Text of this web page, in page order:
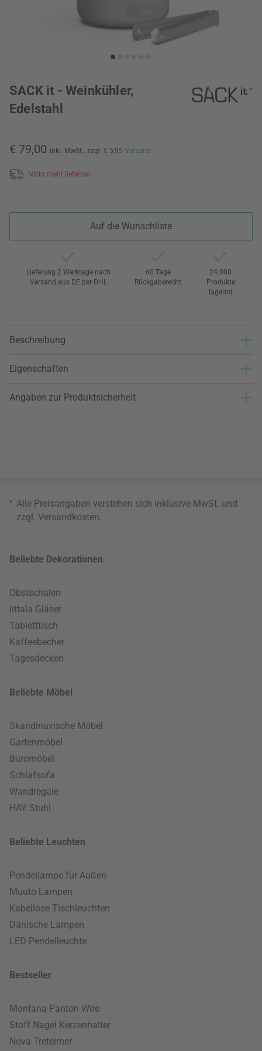
SACK it - Weinkühler,
Edelstahl
€ 79,00 inkl. MwSt., zzgl. € 5,95 Versand
Nicht mehr lieferbar
Auf die Wunschliste
Lieferung 2 Werktage nach
Versand aus DE per DHL
60 Tage
Rückgaberecht
24.000
Produkte
lagernd
Beschreibung
Eigenschaften
Angaben zur Produktsicherheit
* Alle Preisangaben verstehen sich inklusive MwSt. und
zzgl. Versandkosten
Beliebte Dekorationen
Obstschalen
Iittala Gläser
Tabletttisch
Kaffeebecher
Tagesdecken
Beliebte Möbel
Skandinavische Möbel
Gartenmöbel
Büromöbel
Schlafsofa
Wandregale
HAY Stuhl
Beliebte Leuchten
Pendellampe für Außen
Muuto Lampen
Kabellose Tischleuchten
Dänische Lampen
LED Pendelleuchte
Bestseller
Montana Panton Wire
Stoff Nagel Kerzenhalter
Nova Treteimer